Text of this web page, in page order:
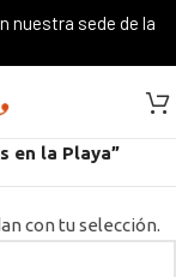
nuestra sede de la
en la Playa”
con tu selección.